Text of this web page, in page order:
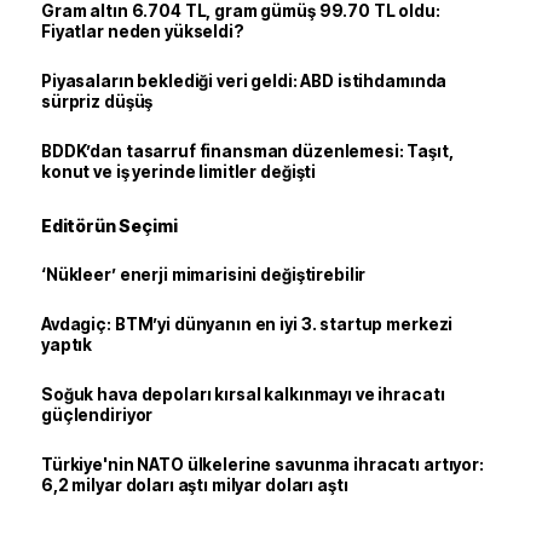
Gram altın 6.704 TL, gram gümüş 99.70 TL oldu:
Fiyatlar neden yükseldi?
Piyasaların beklediği veri geldi: ABD istihdamında
sürpriz düşüş
BDDK’dan tasarruf finansman düzenlemesi: Taşıt,
konut ve iş yerinde limitler değişti
Editörün Seçimi
‘Nükleer’ enerji mimarisini değiştirebilir
Avdagiç: BTM’yi dünyanın en iyi 3. startup merkezi
yaptık
Soğuk hava depoları kırsal kalkınmayı ve ihracatı
güçlendiriyor
Türkiye'nin NATO ülkelerine savunma ihracatı artıyor:
6,2 milyar doları aştı milyar doları aştı